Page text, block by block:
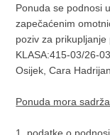
Ponuda se podnosi
zapečaćenim
poziv za
KLASA:415-03/26-
Osijek, Cara
Ponuda mora